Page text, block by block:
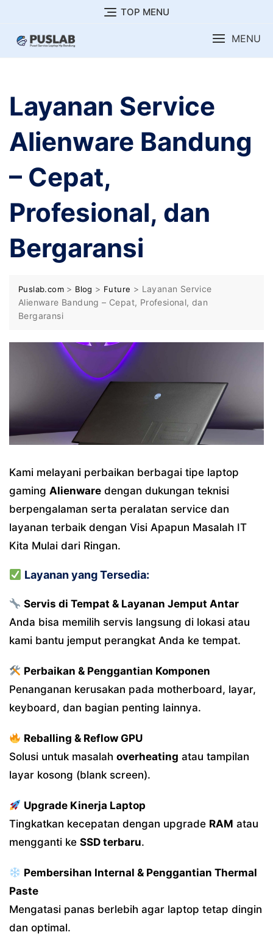
content
TOP MENU
MENU
Layanan Service
Alienware Bandung
– Cepat,
Profesional, dan
Bergaransi
Puslab.com > Blog > Future > Layanan Service
Alienware Bandung – Cepat, Profesional, dan
Bergaransi
Kami melayani perbaikan berbagai tipe laptop
gaming Alienware dengan dukungan teknisi
berpengalaman serta peralatan service dan
layanan terbaik dengan Visi Apapun Masalah IT
Kita Mulai dari Ringan.
Layanan yang Tersedia:
Servis di Tempat & Layanan Jemput Antar
Anda bisa memilih servis langsung di lokasi atau
kami bantu jemput perangkat Anda ke tempat.
Perbaikan & Penggantian Komponen
Penanganan kerusakan pada motherboard, layar,
keyboard, dan bagian penting lainnya.
Reballing & Reflow GPU
Solusi untuk masalah overheating atau tampilan
layar kosong (blank screen).
Upgrade Kinerja Laptop
Tingkatkan kecepatan dengan upgrade RAM atau
mengganti ke SSD terbaru.
Pembersihan Internal & Penggantian Thermal
Paste
Mengatasi panas berlebih agar laptop tetap dingin
dan optimal.